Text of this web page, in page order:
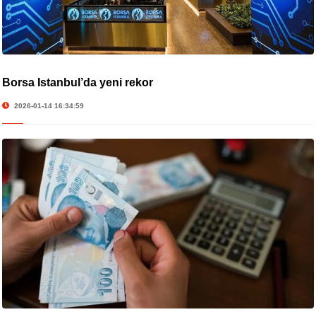
Borsa İstanbul’da yeni rekor
2026-01-14 16:34:59